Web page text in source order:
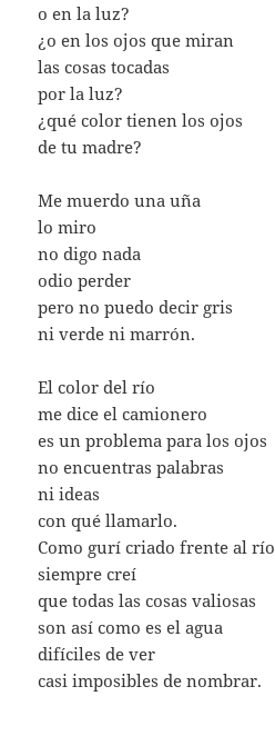
o en la luz?
¿o en los ojos que miran
las cosas tocadas
por la luz?
¿qué color tienen los ojos
de tu madre?
Me muerdo una uña
lo miro
no digo nada
odio perder
pero no puedo decir gris
ni verde ni marrón.
El color del río
me dice el camionero
es un problema para los ojos
no encuentras palabras
ni ideas
con qué llamarlo.
Como gurí criado frente al río
siempre creí
que todas las cosas valiosas
son así como es el agua
difíciles de ver
casi imposibles de nombrar.